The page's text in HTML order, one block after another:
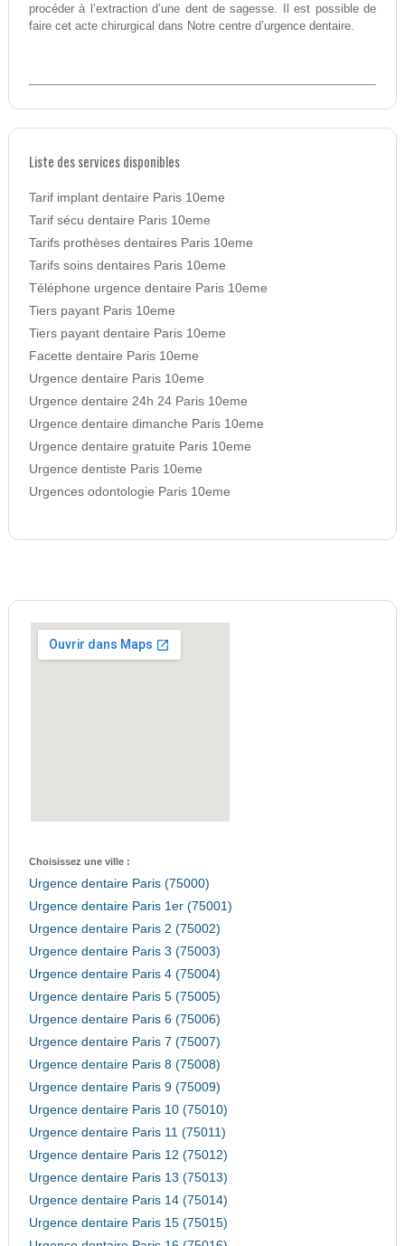
procéder à l’extraction d’une dent de sagesse. Il est possible de
faire cet acte chirurgical dans Notre centre d’urgence dentaire.
Liste des services disponibles
Tarif implant dentaire Paris 10eme
Tarif sécu dentaire Paris 10eme
Tarifs prothèses dentaires Paris 10eme
Tarifs soins dentaires Paris 10eme
Téléphone urgence dentaire Paris 10eme
Tiers payant Paris 10eme
Tiers payant dentaire Paris 10eme
Facette dentaire Paris 10eme
Urgence dentaire Paris 10eme
Urgence dentaire 24h 24 Paris 10eme
Urgence dentaire dimanche Paris 10eme
Urgence dentaire gratuite Paris 10eme
Urgence dentiste Paris 10eme
Urgences odontologie Paris 10eme
Choisissez une ville :
Urgence dentaire Paris (75000)
Urgence dentaire Paris 1er (75001)
Urgence dentaire Paris 2 (75002)
Urgence dentaire Paris 3 (75003)
Urgence dentaire Paris 4 (75004)
Urgence dentaire Paris 5 (75005)
Urgence dentaire Paris 6 (75006)
Urgence dentaire Paris 7 (75007)
Urgence dentaire Paris 8 (75008)
Urgence dentaire Paris 9 (75009)
Urgence dentaire Paris 10 (75010)
Urgence dentaire Paris 11 (75011)
Urgence dentaire Paris 12 (75012)
Urgence dentaire Paris 13 (75013)
Urgence dentaire Paris 14 (75014)
Urgence dentaire Paris 15 (75015)